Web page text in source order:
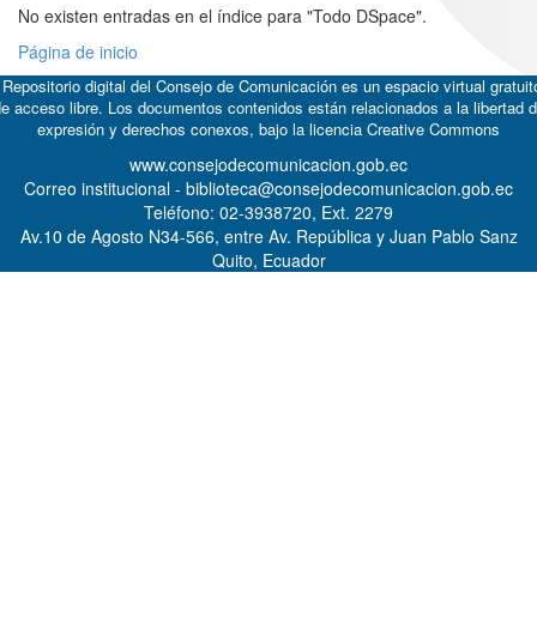
No existen entradas en el índice para "Todo DSpace".
Página de inicio
digital del Consejo de Comunicación es un espacio virtual
acceso libre. Los documentos contenidos están relacionados a la libertad
expresión y derechos conexos, bajo la licencia Creative Commons
www.consejodecomunicacion.gob.ec
Correo institucional - biblioteca@consejodecomunicacion.gob.ec
Teléfono: 02-3938720, Ext. 2279
Av.10 de Agosto N34-566, entre Av. República y Juan Pablo Sanz
Quito, Ecuador